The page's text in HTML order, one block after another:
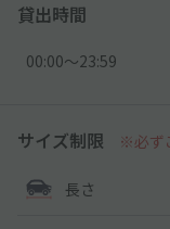
貸出時間
00:00〜23:59
サイズ制限 ※必ず
長さ